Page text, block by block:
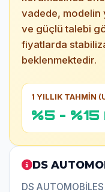
vadede, modelin
ve güçlü talebi
fiyatlarda
beklenmektedir.
1 YILLIK TAHMİN
%5 - %15
DS
DS